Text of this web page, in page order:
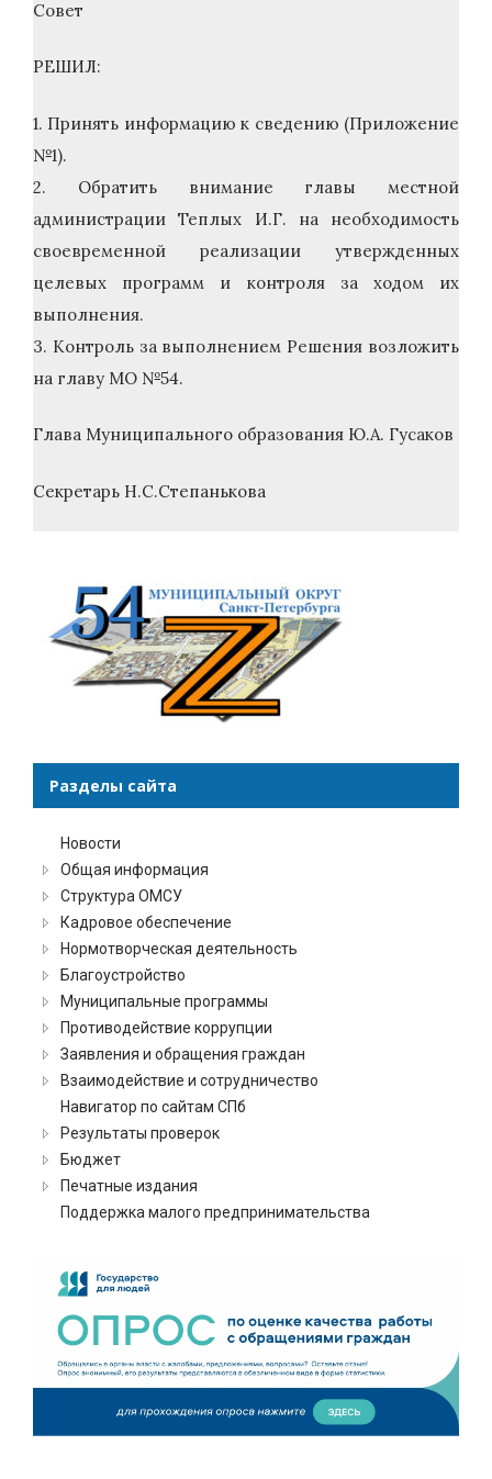
Совет
РЕШИЛ:
1. Принять информацию к сведению (Приложение
№1).
2. Обратить внимание главы местной
администрации Теплых И.Г. на необходимость
своевременной реализации утвержденных
целевых программ и контроля за ходом их
выполнения.
3. Контроль за выполнением Решения возложить
на главу МО №54.
Глава Муниципального образования Ю.А. Гусаков
Секретарь Н.С.Степанькова
Разделы сайта
Новости
Общая информация
Структура ОМСУ
Кадровое обеспечение
Нормотворческая деятельность
Благоустройство
Муниципальные программы
Противодействие коррупции
Заявления и обращения граждан
Взаимодействие и сотрудничество
Навигатор по сайтам СПб
Результаты проверок
Бюджет
Печатные издания
Поддержка малого предпринимательства